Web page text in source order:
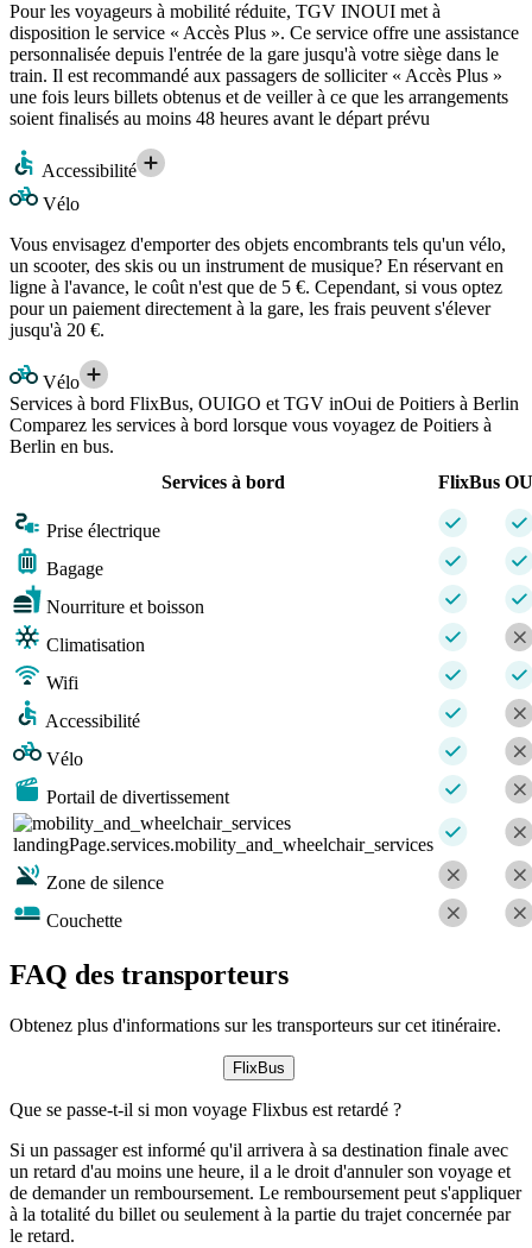
Pour les voyageurs à mobilité réduite, TGV INOUI met à
disposition le service « Accès Plus ». Ce service offre une assistance
personnalisée depuis l'entrée de la gare jusqu'à votre siège dans le
train. Il est recommandé aux passagers de solliciter « Accès Plus »
une fois leurs billets obtenus et de veiller à ce que les arrangements
soient finalisés au moins 48 heures avant le départ prévu
Accessibilité
Vélo
Vous envisagez d'emporter des objets encombrants tels qu'un vélo,
un scooter, des skis ou un instrument de musique? En réservant en
ligne à l'avance, le coût n'est que de 5 €. Cependant, si vous optez
pour un paiement directement à la gare, les frais peuvent s'élever
jusqu'à 20 €.
Vélo
Services à bord FlixBus, OUIGO et TGV inOui de Poitiers à Berlin
Comparez les services à bord lorsque vous voyagez de Poitiers à
Berlin en bus.
Services à bord
FlixBus
Prise électrique
Bagage
Nourriture et boisson
Climatisation
Wifi
Accessibilité
Vélo
Portail de divertissement
landingPage.services.mobility_and_wheelchair_services
Zone de silence
Couchette
FAQ des transporteurs
Obtenez plus d'informations sur les transporteurs sur cet itinéraire.
FlixBus
Que se passe-t-il si mon voyage Flixbus est retardé ?
Si un passager est informé qu'il arrivera à sa destination finale avec
un retard d'au moins une heure, il a le droit d'annuler son voyage et
de demander un remboursement. Le remboursement peut s'appliquer
à la totalité du billet ou seulement à la partie du trajet concernée par
le retard.